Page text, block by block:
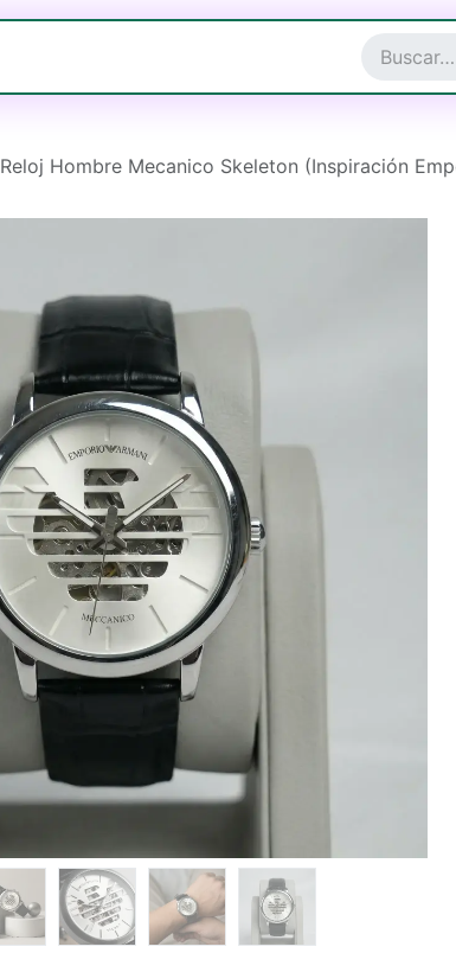
Joyería
Reloj Hombre Mecanico Skeleton (Inspiración